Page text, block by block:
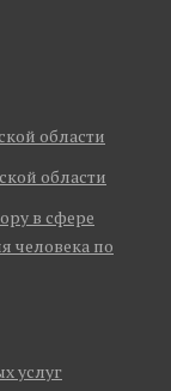
области
области
в сфере
человека по
услуг